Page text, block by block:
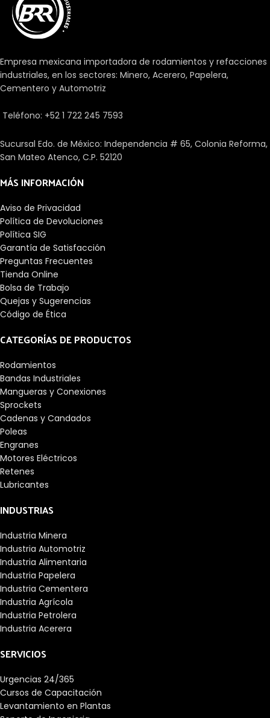
rígidos y requieren un espacio
axial mínimo. Se suministran,
como estándar, como
axiales en un sentido.
Empresa mexicana importadora de rodamientos y refacciones
industriales, en los sectores: Minero, Acerero, Papelera,
Cementero y Automotriz
Teléfono: +52 1 722 245 7593
Sucursal Edo. de México: Independencia # 65, Colonia Reforma,
San Mateo Atenco, C.P. 52120
MÁS INFORMACIÓN
Aviso de Privacidad
Política de Devoluciones
Política SIG
Garantía de Satisfacción
Preguntas Frecuentes
Tienda Online
Bolsa de Trabajo
Quejas y Sugerencias
Código de Ética
CATEGORÍAS DE PRODUCTOS
Rodamientos
Bandas Industriales
Mangueras y Conexiones
Sprockets
Cadenas y Candados
Poleas
Engranes
Motores Eléctricos
Retenes
Lubricantes
INDUSTRIAS
Industria Minera
Industria Automotriz
Industria Alimentaria
Industria Papelera
Industria Cementera
Industria Agrícola
Industria Petrolera
Industria Acerera
SERVICIOS
Urgencias 24/365
Cursos de Capacitación
Levantamiento en Plantas